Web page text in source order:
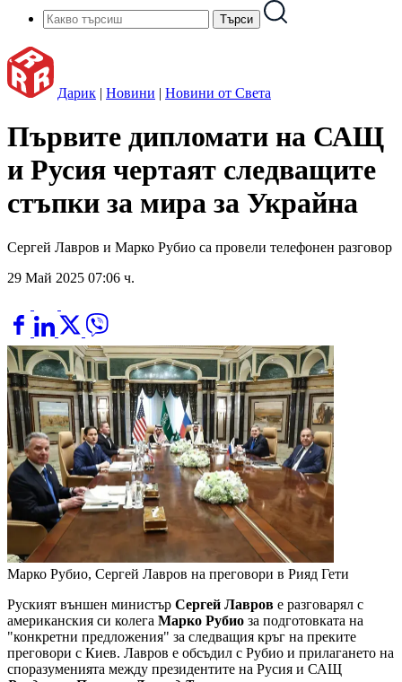
Дарик | Новини | Новини от Света
Първите дипломати на САЩ
и Русия чертаят следващите
стъпки за мира за Украйна
Сергей Лавров и Марко Рубио са провели телефонен разговор
29 Май 2025 07:06 ч.
Марко Рубио, Сергей Лавров на преговори в Рияд Гети
Руският външен министър Сергей Лавров е разговарял с
американския си колега Марко Рубио за подготовката на
"конкретни предложения" за следващия кръг на преките
преговори с Киев. Лавров е обсъдил с Рубио и прилагането на
споразуменията между президентите на Русия и САЩ